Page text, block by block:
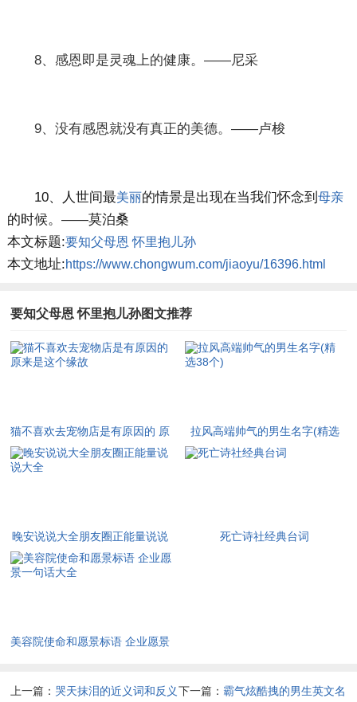
8、感恩即是灵魂上的健康。——尼采
9、没有感恩就没有真正的美德。——卢梭
10、人世间最美丽的情景是出现在当我们怀念到 母亲
的时候。——莫泊桑
本文标题:要知父母恩 怀里抱儿孙
本文地址:https://www.chongwum.com/jiaoyu/16396.html
要知父母恩 怀里抱儿孙图文推荐
猫不喜欢去宠物店是有原因的 原
来是这个缘故
拉风高端帅气的男生名字(精选
38个)
晚安说说大全朋友圈正能量说说
大全
死亡诗社经典台词
美容院使命和愿景标语 企业愿景
上一篇： 哭天抹泪的近义词和反义下一篇： 霸气炫酷拽的男生英文名